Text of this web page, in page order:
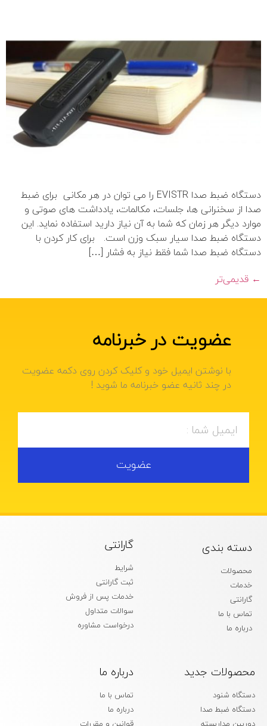
دستگاه ضبط صدا EVISTR را می توان در هر مکانی برای ضبط
صدا از سخنرانی ها، جلسات، مکالمات، یادداشت های صوتی و
موارد دیگر هر زمان که شما به آن نیاز دارید استفاده نماید. این
دستگاه ضبط صدا سیار سبک وزن است. برای کار کردن با
دستگاه ضبط صدا شما فقط نیاز به فشار […]
← قدیمی‌تر
عضویت در خبرنامه
با نوشتن ایمیل خود و کلیک کردن روی دکمه عضویت
در چند ثانیه عضو خبرنامه ما شوید !
عضویت
دسته بندی
محصولات
خدمات
گارانتی
تماس با ما
درباره ما
گارانتی
شرایط
ثبت گارانتی
خدمات پس از فروش
سوالات متداول
درخواست مشاوره
محصولات جدید
دستگاه شنود
دستگاه ضبط صدا
درباره ما
تماس با ما
درباره ما